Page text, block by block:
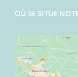
OÙ SE SITUE